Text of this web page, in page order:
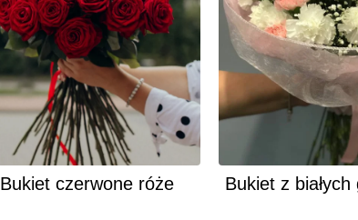
Bukiet czerwone róże Bukiet z